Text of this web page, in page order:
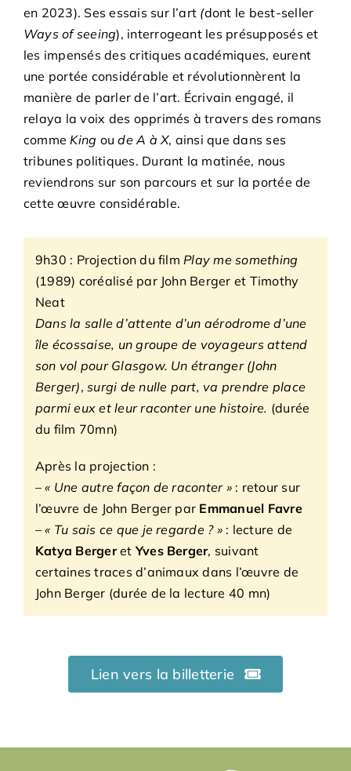
en 2023). Ses essais sur l’art (dont le best-seller
Ways of seeing), interrogeant les présupposés et
les impensés des critiques académiques, eurent
une portée considérable et révolutionnèrent la
manière de parler de l’art. Écrivain engagé, il
relaya la voix des opprimés à travers des romans
comme King oude A à X, ainsi que dans ses
tribunes politiques. Durant la matinée, nous
reviendrons sur son parcours et sur la portée de
cette œuvre considérable.
9h30 : Projection du film Play me something
(1989) coréalisé par John Berger et Timothy
Neat
Dans la salle d’attente d’un aérodrome d’une
île écossaise, un groupe de voyageurs attend
son vol pour Glasgow. Un étranger (John
Berger),surgi de nulle part, va prendre place
parmi eux et leur raconter une histoire. (durée
du film 70mn)
Après la projection :
–« Une autre façon de raconter »: retour sur
l’œuvre de John Berger par Emmanuel Favre
–« Tu sais ce que je regarde ? » : lecture de
Katya Bergeret Yves Berger, suivant
certaines traces d’animaux dans l’œuvre de
John Berger (durée de la lecture 40 mn)
Lien vers la billetterie